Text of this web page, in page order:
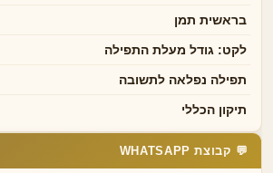
בראשית תמן
לקט: גודל מעלת התפילה
תפילה נפלאה לתשובה
תיקון הכללי
💬 קבוצת WHATSAPP